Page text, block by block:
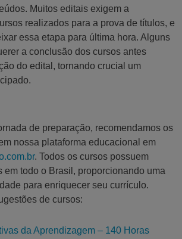
Muitos editais exigem a
realizados para a prova de títulos, e
essa etapa para última hora. Alguns
a conclusão dos cursos antes
do edital, tornando crucial um
de preparação, recomendamos os
nossa plataforma educacional em
. Todos os cursos possuem
em todo o Brasil, proporcionando uma
para enriquecer seu currículo.
de cursos:
da Aprendizagem – 140 Horas